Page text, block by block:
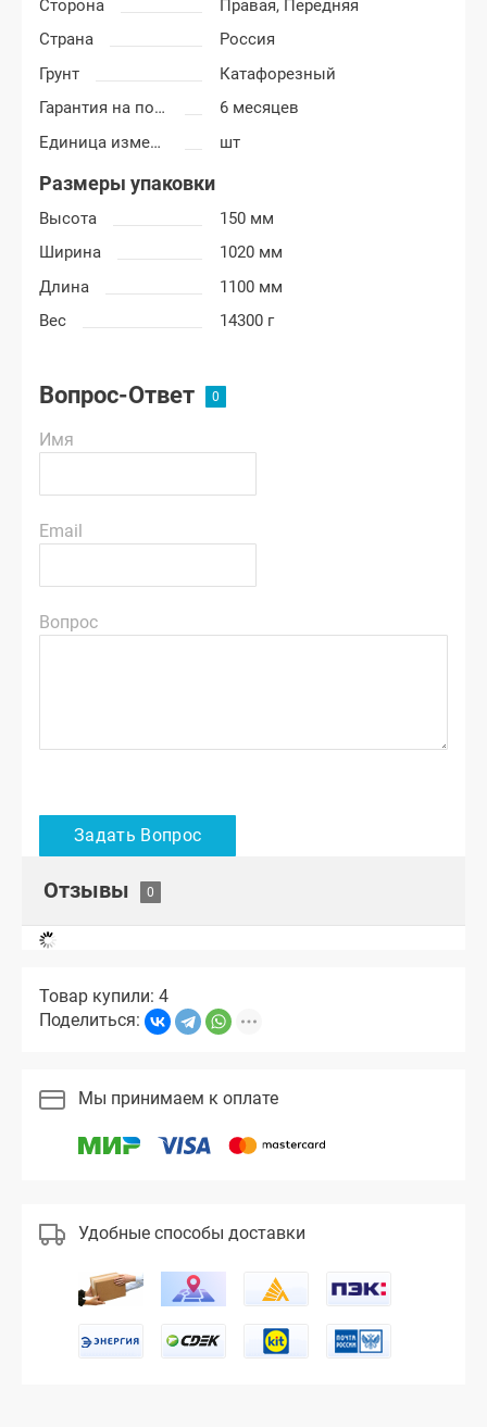
Сторона Правая, Передняя
Страна
Россия
Грунт
Катафорезный
Гарантия на покраску
6 месяцев
Единица измерения
шт
Размеры упаковки
Высота
150 мм
Ширина
1020 мм
Длина
1100 мм
Вес
14300 г
Вопрос-Ответ
Имя
Email
Вопрос
Отзывы
Товар купили: 4
Поделиться:
Мы принимаем к оплате
Удобные способы доставки